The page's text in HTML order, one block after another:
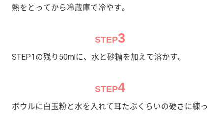
熱をとってから冷蔵庫で冷やす。
STEP3
STEP1の残り50mlに、水と砂糖を加えて溶かす。
STEP4
ボウルに白玉粉と水を入れて耳たぶくらいの硬さに練っ